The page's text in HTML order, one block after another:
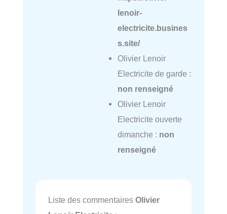
lenoir-
electricite.busines
s.site/
Olivier Lenoir
Electricite de garde :
non renseigné
Olivier Lenoir
Electricite ouverte
dimanche : non
renseigné
Liste des commentaires Olivier